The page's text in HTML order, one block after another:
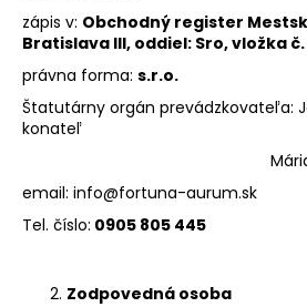
zápis v: Obchodný register
Bratislava III, oddiel: Sro, vložka
právna forma: s.r.o.
Štatutárny orgán prevádzkovateľa:
konateľ
Mária Žatecká
email: info@fortuna-aurum.sk
Tel. číslo: 0905 805 445
Zodpovedná osoba